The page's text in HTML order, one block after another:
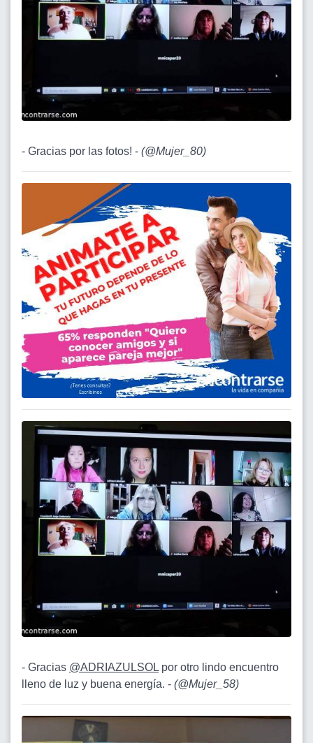
- Gracias por las fotos! - (@Mujer_80)
- Gracias @ADRIAZULSOL por otro lindo encuentro
lleno de luz y buena energía. - (@Mujer_58)